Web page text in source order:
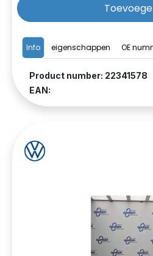
Info eigenschappen OE
Product number: 22341578
EAN: